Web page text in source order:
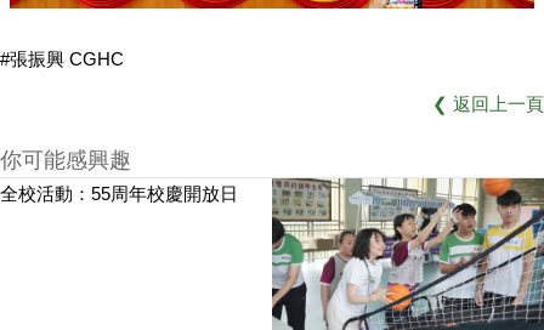
#張振興 CGHC
❮ 返回上一頁
你可能感興趣
全校活動：55周年校慶開放日